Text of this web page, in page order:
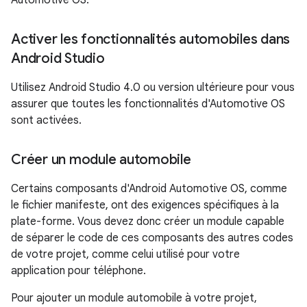
Activer les fonctionnalités automobiles dans
Android Studio
Utilisez Android Studio 4.0 ou version ultérieure pour vous
assurer que toutes les fonctionnalités d'Automotive OS
sont activées.
Créer un module automobile
Certains composants d'Android Automotive OS, comme
le fichier manifeste, ont des exigences spécifiques à la
plate-forme. Vous devez donc créer un module capable
de séparer le code de ces composants des autres codes
de votre projet, comme celui utilisé pour votre
application pour téléphone.
Pour ajouter un module automobile à votre projet,